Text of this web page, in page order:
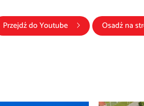
Przejdź doYoutube(link otwiera się w
Osadź na